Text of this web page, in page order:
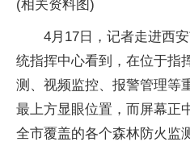
(相关资料图)
4月17日，记者走进西
统指挥中心看到，在位于指
测、视频监控、报警管理等
最上方显眼位置，而屏幕正
全市覆盖的各个森林防火监